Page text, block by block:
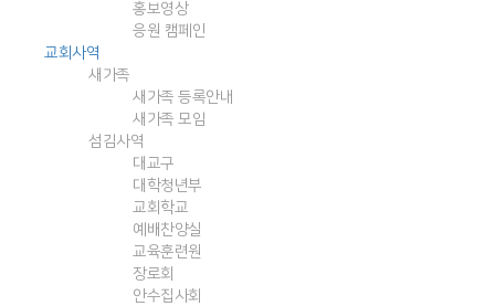
홍보영상
응원 캠페인
교회사역
새가족
새가족 등록안내
새가족 모임
섬김사역
대교구
대학청년부
교회학교
예배찬양실
교육훈련원
장로회
안수집사회